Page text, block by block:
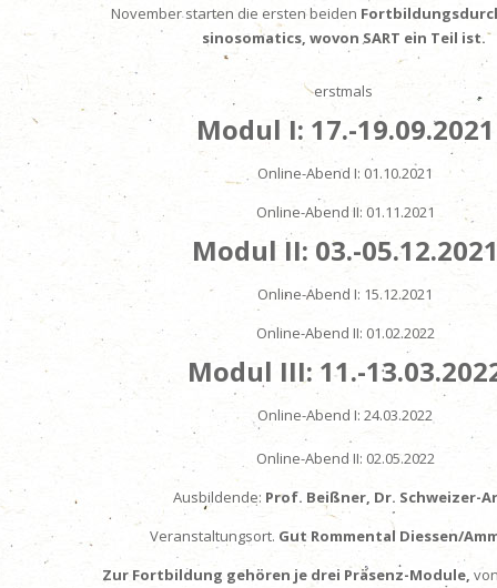
November starten die ersten beiden
sinosomatics, wovon SART ein Teil ist.
erstmals
Modul I: 17.-19.09.2021
Online-Abend I: 01.10.2021
Online-Abend II: 01.11.2021
Modul II: 03.-
Online-Abend I: 15.12.2021
Online-Abend II: 01.02.2022
Modul III: 11.-
Online-Abend I: 24.03.2022
Online-Abend II: 02.05.2022
Ausbildende: Prof. Beißner, Dr. Schweizer-
Veranstaltungsort. Gut Rommental Diessen/
Zur Fortbildung gehören je drei Präsenz-Module,